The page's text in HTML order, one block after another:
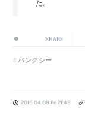
た。
SHARE
バンクシー
2016.04.08 Fri 21:48